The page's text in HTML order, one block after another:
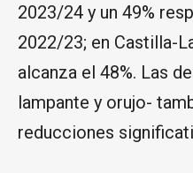
2023/24 y un 49%
2022/23; en Castilla-
alcanza el 48%. Las
lampante y orujo-
reducciones